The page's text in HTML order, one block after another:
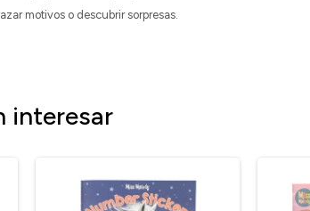
motivos o descubrir sorpresas.
interesar